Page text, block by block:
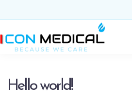
Hello world!